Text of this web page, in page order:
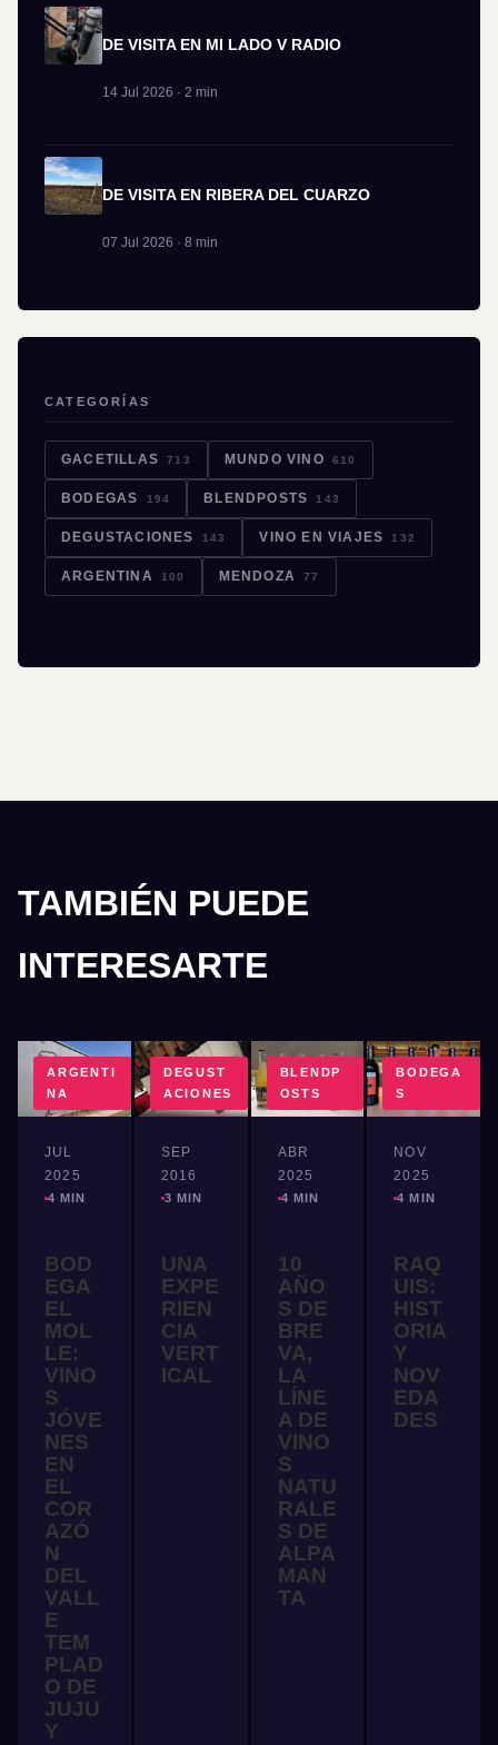
DE VISITA EN MI LADO V RADIO
14 Jul 2026 · 2 min
DE VISITA EN RIBERA DEL CUARZO
07 Jul 2026 · 8 min
CATEGORÍAS
GACETILLAS 713 MUNDO VINO 610
BODEGAS 194 BLENDPOSTS 143
DEGUSTACIONES 143 VINO EN VIAJES 132
ARGENTINA 100 MENDOZA 77
TAMBIÉN PUEDE
INTERESARTE
ARGENTI
NA
JUL
2025
4 MIN
BOD
EGA
EL
MOL
LE:
VINO
S
JÓVE
NES
EN
EL
COR
AZÓ
N
DEL
VALL
E
TEM
PLAD
O DE
JUJU
Y
DEGUST
ACIONES
SEP
2016
3 MIN
UNA
EXPE
RIEN
CIA
VERT
ICAL
BLENDP
OSTS
ABR
2025
4 MIN
10
AÑO
S DE
BRE
VA,
LA
LÍNE
A DE
VINO
S
NATU
RALE
S DE
ALPA
MAN
TA
BODEGA
S
NOV
2025
4 MIN
RAQ
UIS:
HIST
ORIA
Y
NOV
EDA
DES